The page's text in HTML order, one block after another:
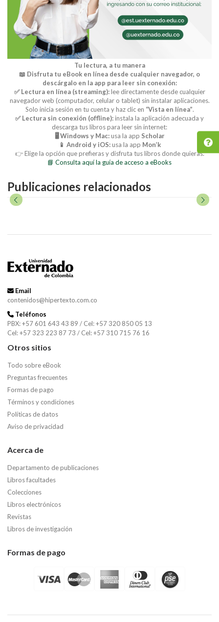
Tu lectura, a tu manera
📖 Disfruta tu eBook en línea desde cualquier navegador, o
descárgalo en la app para leer sin conexión:
✅ Lectura en línea (streaming):lee directamente desde cualquier
navegador web (computador, celular o tablet) sin instalar aplicaciones.
Solo inicia sesión en tu cuenta y haz clic en “Vista en línea”.
✅ Lectura sin conexión (offline):instala la aplicación adecuada y
descarga tus libros para leer sin internet:
🖥️ Windows y Mac:usa la app Scholar
📱 Android y iOS:usa la app Mon’k
👉 Elige la opción que prefieras y disfruta tus libros donde quieras.
📘 Consulta aquí la guía de acceso a eBooks
Publicaciones relacionados
Email
contenidos@hipertexto.com.co
Teléfonos
PBX: +57 601 643 43 89 / Cel: +57 320 850 05 13
Cel: +57 323 223 87 73 / Cel: +57 310 715 76 16
Otros sitios
Todo sobre eBook
Preguntas frecuentes
Formas de pago
Términos y condiciones
Políticas de datos
Aviso de privacidad
Acerca de
Departamento de publicaciones
Libros facultades
Colecciones
Libros electrónicos
Revistas
Libros de investigación
Formas de pago